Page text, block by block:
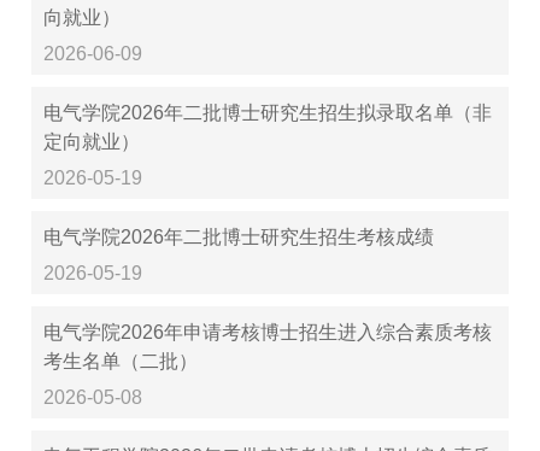
向就业）
2026-06-09
电气学院2026年二批博士研究生招生拟录取名单（非
定向就业）
2026-05-19
电气学院2026年二批博士研究生招生考核成绩
2026-05-19
电气学院2026年申请考核博士招生进入综合素质考核
考生名单（二批）
2026-05-08